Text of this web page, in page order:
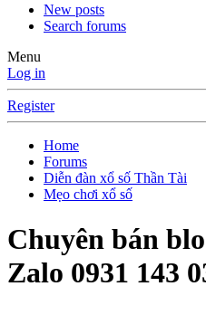
New posts
Search forums
Menu
Log in
Register
Home
Forums
Diễn đàn xổ số Thần Tài
Mẹo chơi xổ số
Chuyên bán
Zalo 0931 143